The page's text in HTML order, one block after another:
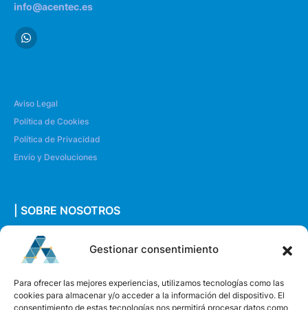
Gestionar consentimiento
Para ofrecer las mejores experiencias, utilizamos tecnologías como las
cookies para almacenar y/o acceder a la información del dispositivo. El
consentimiento de estas tecnologías nos permitirá procesar datos como
info@acentec.es
Aviso Legal
Política de Cookies
Política de Privacidad
Envío y Devoluciones
| SOBRE NOSOTROS
Quiénes somos
Envíanos un mensaje